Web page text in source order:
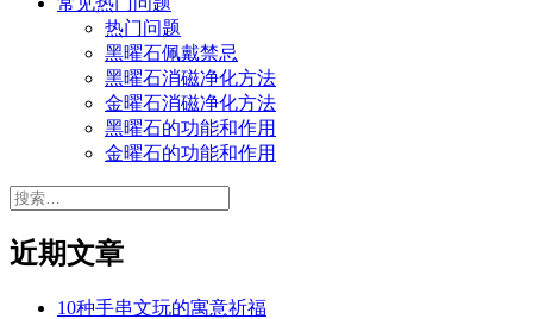
热门问题
黑曜石佩戴禁忌
黑曜石消磁净化方法
金曜石消磁净化方法
黑曜石的功能和作用
金曜石的功能和作用
搜
近期文章
10种手串文玩的寓意祈福